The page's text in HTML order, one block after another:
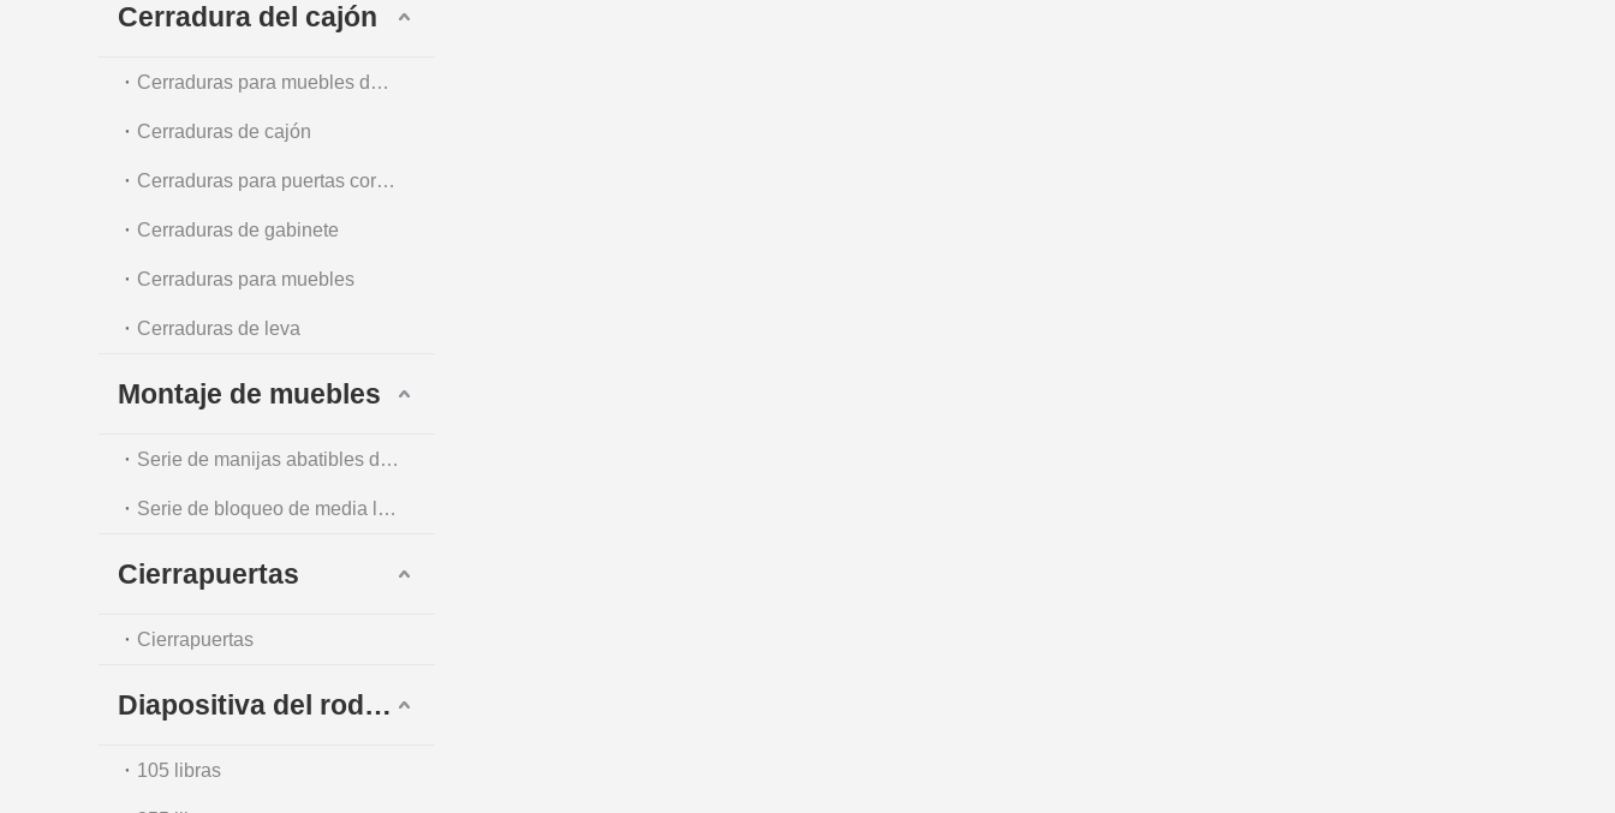
Cerradura del cajón
Cerraduras para muebles de oficina
Cerraduras de cajón
Cerraduras para puertas corredizas de vidrio
Cerraduras de gabinete
Cerraduras para muebles
Cerraduras de leva
Montaje de muebles
Serie de manijas abatibles de un solo punto
Serie de bloqueo de media luna
Cierrapuertas
Cierrapuertas
Diapositiva del rodamiento de bolas
105 libras